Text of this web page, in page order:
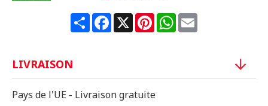
ShareFacebook
X PinterestWhatsApp
Email
LIVRAISON
Pays de l'UE - Livraison gratuite